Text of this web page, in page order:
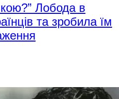
Лобода в
та зробила їм